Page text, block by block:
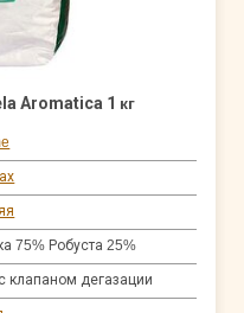
Aromatica 1 кг
75% Робуста 25%
клапаном дегазации